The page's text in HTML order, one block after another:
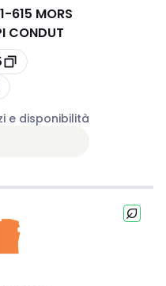
615 MORS
CONDUT
e disponibilità